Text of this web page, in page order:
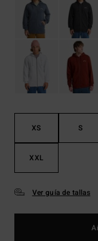
XS S
XXL
Ver guía de tallas